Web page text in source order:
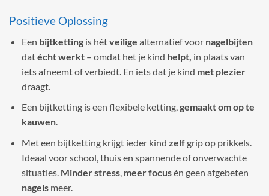
Positieve Oplossing
Een bijtkettingis hétveilige alternatief voor nagelbijten
datécht werkt – omdat het je kind helpt, in plaats van
iets afneemt of verbiedt. En iets dat je kind met plezier
draagt.
Een bijtketting is een flexibele ketting,gemaakt om op te
kauwen.
Met een bijtketting krijgt ieder kind zelfgrip op prikkels.
Ideaal voor school, thuis en spannende of onverwachte
situaties. Minder stress, meer focusén geen afgebeten
nagelsmeer.